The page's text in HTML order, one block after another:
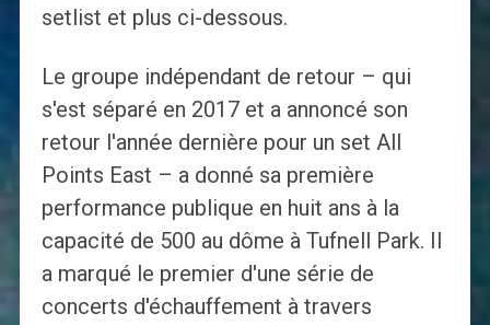
setlist et plus ci-dessous.
Le groupe indépendant de retour – qui
s'est séparé en 2017 et a annoncé son
retour l'année dernière pour un set All
Points East – a donné sa première
performance publique en huit ans à la
capacité de 500 au dôme à Tufnell Park. Il
a marqué le premier d'une série de
concerts d'échauffement à travers